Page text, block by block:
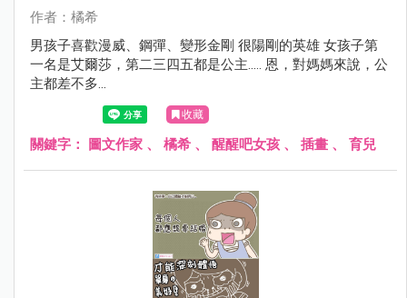
作者：橘希
男孩子喜歡漫威、鋼彈、變形金剛 很陽剛的英雄 女孩子第
一名是艾爾莎，第二三四五都是公主..... 恩，對媽媽來說，公
主都差不多...
收藏
關鍵字： 圖文作家 、 橘希 、 醒醒吧女孩 、 插畫 、 育兒